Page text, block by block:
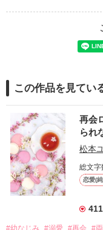
この作品を見てい
再会
られ
松本
総文
恋愛(
411
#幼なじみ #溺愛 #再会 #